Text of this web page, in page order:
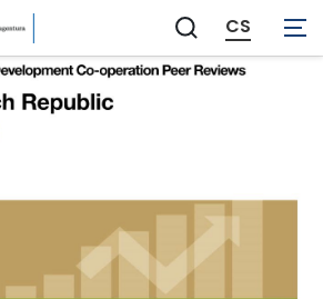
Zobrazit
vyhledávání
CS